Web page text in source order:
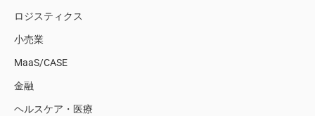
ロジスティクス
小売業
MaaS/CASE
金融
ヘルスケア・医療